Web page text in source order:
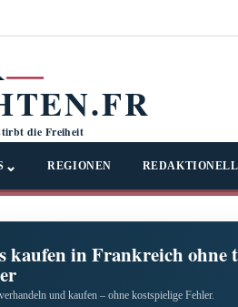
die Freiheit
⌄ REGIONEN
kaufen in Frankreich ohne
und kaufen – ohne kostspielige Fehler.